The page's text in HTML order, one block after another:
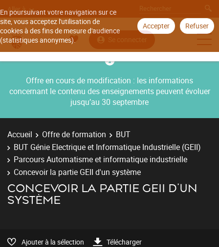
En poursuivant votre navigation sur ce
site, vous acceptez l'utilisation de
cookies à des fins de mesure d'audience
(statistiques anonymes).
Accepter Refuser
Aller à
Se connecter
Offre en cours de modification : les informations
concernant le contenu des enseignements peuvent évoluer
jusqu’au 30 septembre
Accueil Offre de formation
BUT
BUT Génie Electrique et Informatique Industrielle (GEII)
Parcours Automatisme et informatique industrielle
Concevoir la partie GEII d'un système
CONCEVOIR LA PARTIE GEII D'UN
SYSTÈME
Ajouter à la sélection Télécharger